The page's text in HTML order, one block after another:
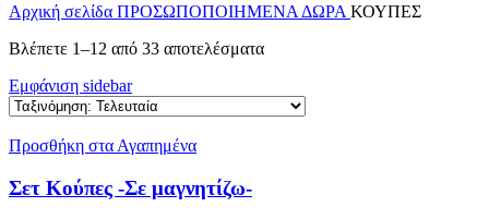
Αρχική σελίδα ΠΡΟΣΩΠΟΠΟΙΗΜΕΝΑ ΔΩΡΑ ΚΟΥΠΕΣ
Βλέπετε 1–12 από 33 αποτελέσματαSorted
Εμφάνιση sidebar
Προσθήκη στα Αγαπημένα
Σετ Κούπες -Σε μαγνητίζω-